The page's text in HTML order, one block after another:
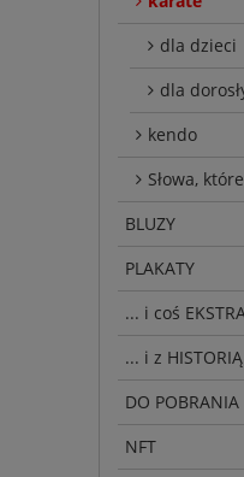
dla dzieci
dla
kendo
Słowa,
BLUZY
PLAKATY
... i coś
... i z HISTORIĄ
DO POBRANIA
NFT